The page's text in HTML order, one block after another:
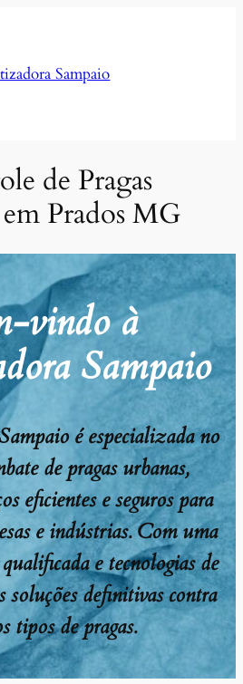
Sampaio
de Pragas
Prados MG
vindo à
Sampaio
é especializada no
de pragas urbanas,
eficientes e seguros para
e indústrias. Com uma
e tecnologias de
soluções definitivas contra
tipos de pragas.